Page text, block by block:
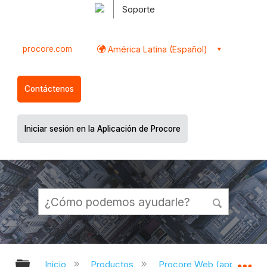
Soporte
procore.com América Latina (Español)
Contáctenos
Iniciar sesión en la Aplicación de Procore
Inicio Productos Procore Web